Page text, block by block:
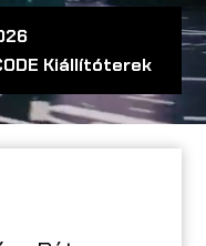
Kiállítóterek